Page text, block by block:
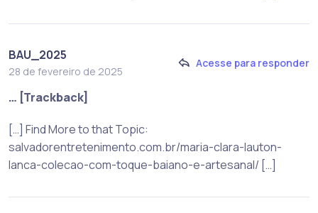
BAU_2025
28 de fevereiro de 2025
Acesse para responder
… [Trackback]
[…] Find More to that Topic:
salvadorentretenimento.com.br/maria-clara-lauton-
lanca-colecao-com-toque-baiano-e-artesanal/ […]